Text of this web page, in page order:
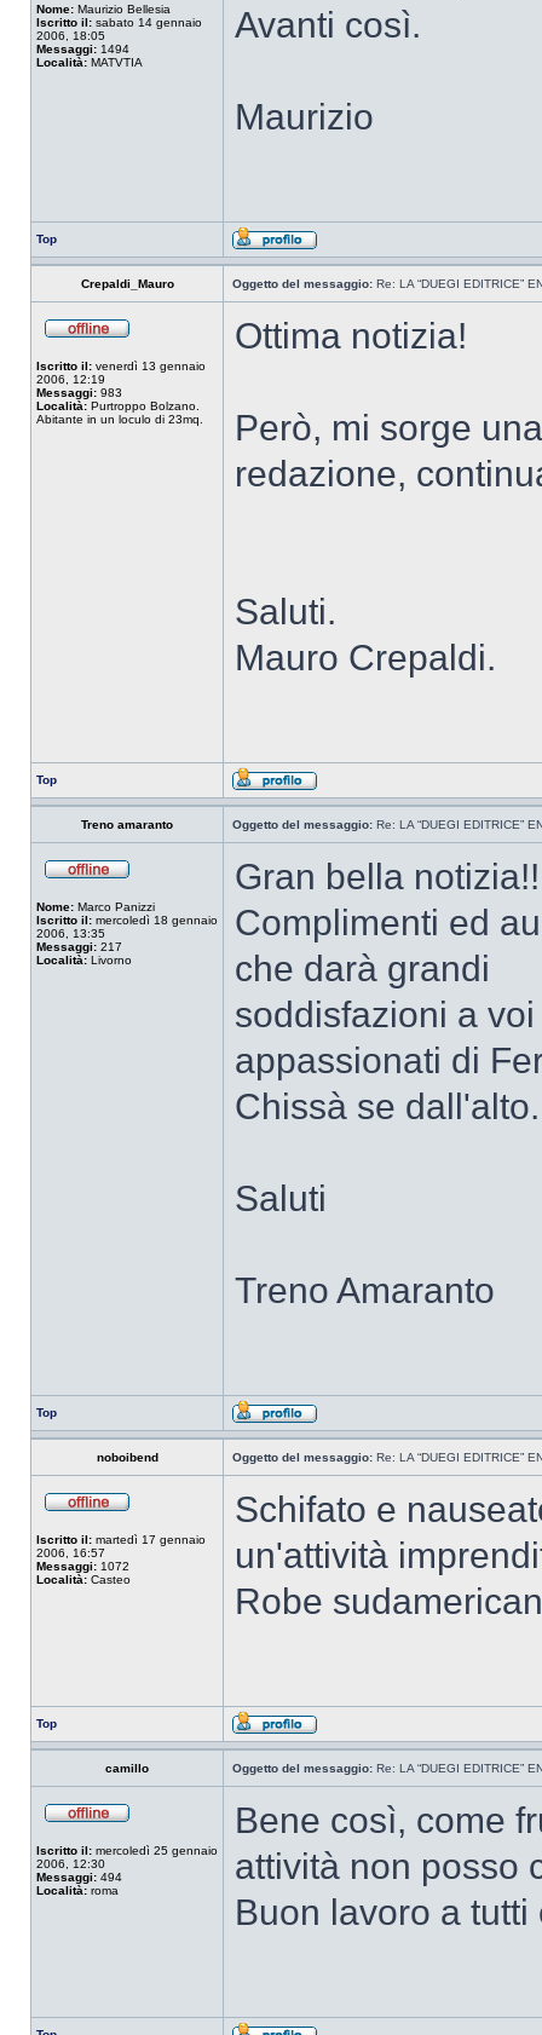
Nome: Maurizio Bellesia
Iscritto il: sabato 14 gennaio
2006, 18:05
Messaggi: 1494
Località: MATVTIA
Avanti così.
Maurizio
Top
Crepaldi_Mauro Oggetto del messaggio: Re: LA “DUEGI EDITRICE”
Iscritto il: venerdì 13 gennaio
2006, 12:19
Messaggi: 983
Località: Purtroppo Bolzano.
Abitante in un loculo di 23mq.
Ottima notizia!
Però, mi sorge
redazione,
Saluti.
Mauro Crepaldi.
Top
Treno amaranto Oggetto del messaggio: Re: LA “DUEGI EDITRICE”
Nome: Marco Panizzi
Iscritto il: mercoledì 18 gennaio
2006, 13:35
Messaggi: 217
Località: Livorno
Gran bella
Complimenti ed
che darà grandi
soddisfazioni a
appassionati di
Chissà se
Saluti
Treno Amaranto
Top
noboibend Oggetto del messaggio: Re: LA “DUEGI EDITRICE”
Iscritto il: martedì 17 gennaio
2006, 16:57
Messaggi: 1072
Località: Casteo
Schifato e
un'attività
Robe
Top
camillo Oggetto del messaggio: Re: LA “DUEGI EDITRICE”
Iscritto il: mercoledì 25 gennaio
2006, 12:30
Messaggi: 494
Località: roma
Bene così, come
attività non posso
Buon lavoro a